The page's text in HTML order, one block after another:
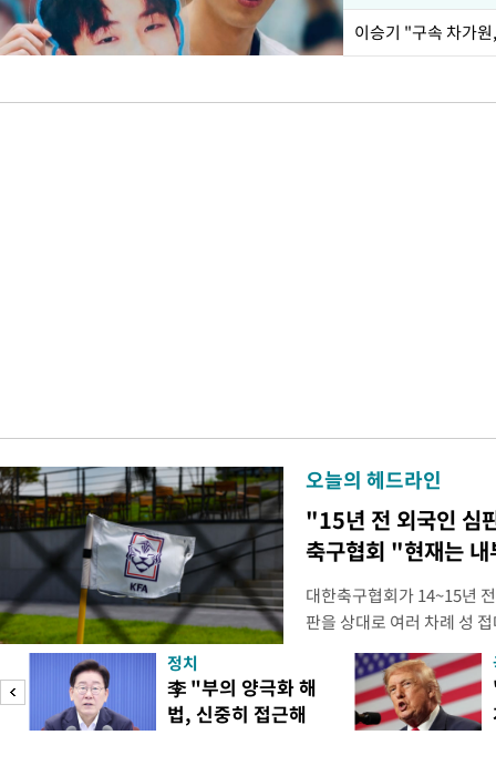
이승기 "구속 차가
오늘의 헤드라인
"15년 전 외국인 심
축구협회 "현재는
대한축구협회가 14~15년
판을 상대로 여러 차례 성
구계에 따르면 국회의 한
년 국제심판 10여 명에게
축구협회는 외국인 심판과
수십만원에서 많게는 100
정치
李 "부의 양극화 해
법, 신중히 접근해